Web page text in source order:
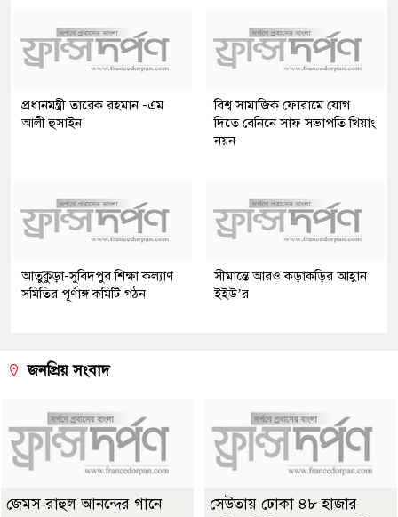
প্রধানমন্ত্রী তারেক রহমান -এম
আলী হুসাইন
বিশ্ব সামাজিক ফোরামে যোগ
দিতে বেনিনে সাফ সভাপতি খিয়াং
নয়ন
আতুকুড়া-সুবিদপুর শিক্ষা কল্যাণ
সমিতির পূর্ণাঙ্গ কমিটি গঠন
সীমান্তে আরও কড়াকড়ির আহ্বান
ইইউ’র
জনপ্রিয় সংবাদ
জেমস-রাহুল আনন্দের গানে
সেউতায় ঢোকা ৪৮ হাজার